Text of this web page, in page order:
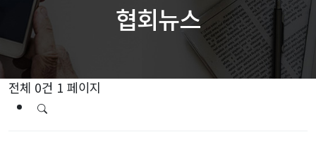
협회뉴스
전체 0건 1 페이지